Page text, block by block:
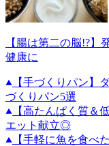
【腸は第二の脳!?】
健康に
【手づくりパン】
づくりパン5選
【高たんぱく質＆
エット献立◎
【手軽に魚を食べ